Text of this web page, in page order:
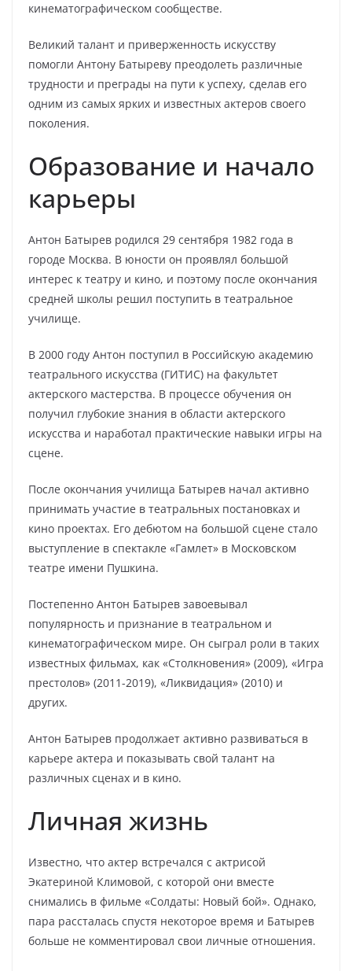
кинематографическом сообществе.
Великий талант и приверженность искусству
помогли Антону Батыреву преодолеть различные
трудности и преграды на пути к успеху, сделав его
одним из самых ярких и известных актеров своего
поколения.
Образование и начало
карьеры
Антон Батырев родился 29 сентября 1982 года в
городе Москва. В юности он проявлял большой
интерес к театру и кино, и поэтому после окончания
средней школы решил поступить в театральное
училище.
В 2000 году Антон поступил в Российскую академию
театрального искусства (ГИТИС) на факультет
актерского мастерства. В процессе обучения он
получил глубокие знания в области актерского
искусства и наработал практические навыки игры на
сцене.
После окончания училища Батырев начал активно
принимать участие в театральных постановках и
кино проектах. Его дебютом на большой сцене стало
выступление в спектакле «Гамлет» в Московском
театре имени Пушкина.
Постепенно Антон Батырев завоевывал
популярность и признание в театральном и
кинематографическом мире. Он сыграл роли в таких
известных фильмах, как «Столкновения» (2009), «Игра
престолов» (2011-2019), «Ликвидация» (2010) и
других.
Антон Батырев продолжает активно развиваться в
карьере актера и показывать свой талант на
различных сценах и в кино.
Личная жизнь
Известно, что актер встречался с актрисой
Экатериной Климовой, с которой они вместе
снимались в фильме «Солдаты: Новый бой». Однако,
пара рассталась спустя некоторое время и Батырев
больше не комментировал свои личные отношения.